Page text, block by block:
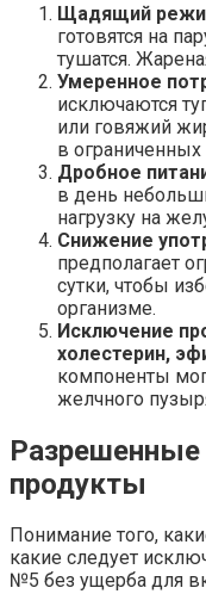
Щадящий
готовятся на
тушатся.
Умеренное
исключаются
или говяжий
в ограниченных
Дробное
в день
нагрузку на
Снижение
предполагает
сутки, чтобы
организме.
Исключение
холестерин,
компоненты
желчного
продукты
Понимание того,
какие следует
№5 без ущерба для